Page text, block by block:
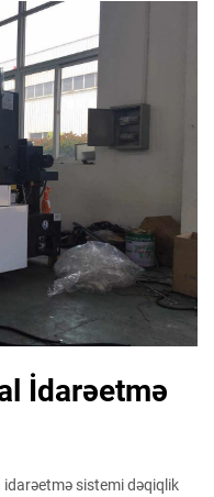
İdarəetmə
sistemi dəqiqlik